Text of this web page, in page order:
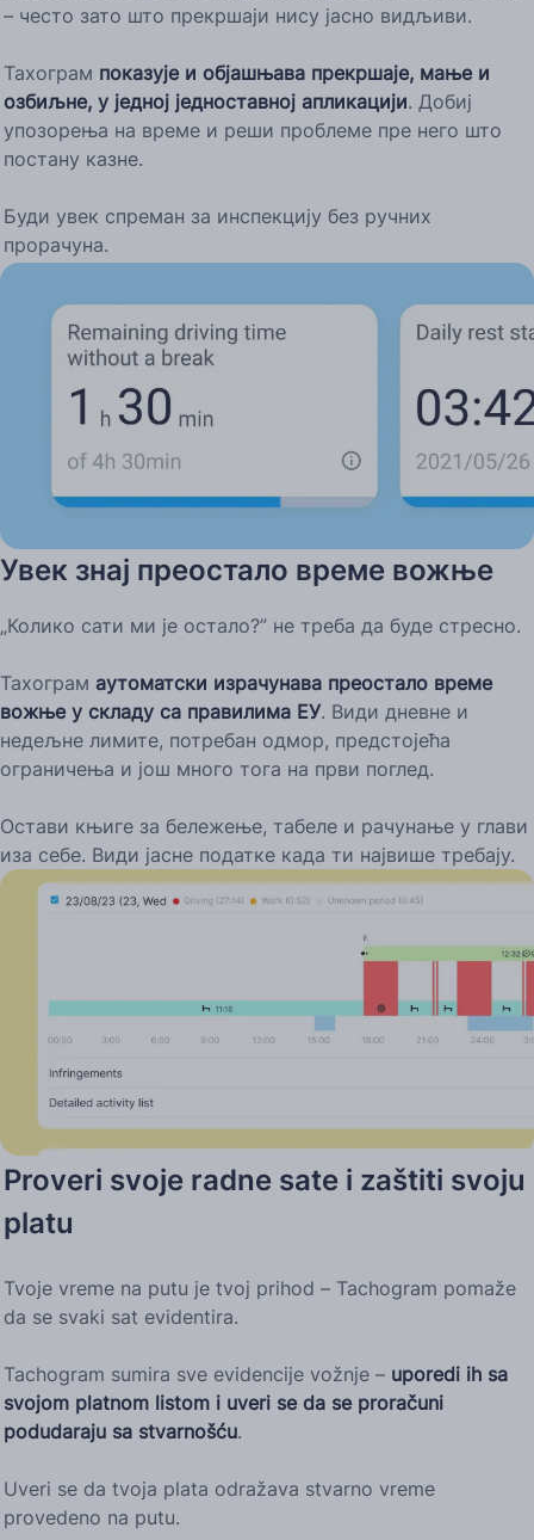
– често зато што прекршаји нису јасно видљиви.
Тахограм показује и објашњава прекршаје, мање и
озбиљне, у једној једноставној апликацији. Добиј
упозорења на време и реши проблеме пре него што
постану казне.
Буди увек спреман за инспекцију без ручних
прорачуна.
Увек знај преостало време вожње
„Колико сати ми је остало?” не треба да буде стресно.
Тахограм аутоматски израчунава преостало време
вожње у складу са правилима ЕУ. Види дневне и
недељне лимите, потребан одмор, предстојећа
ограничења и још много тога на први поглед.
Остави књиге за бележење, табеле и рачунање у глави
иза себе. Види јасне податке када ти највише требају.
Proveri svoje radne sate i zaštiti svoju
platu
Tvoje vreme na putu je tvoj prihod – Tachogram pomaže
da se svaki sat evidentira.
Tachogram sumira sve evidencije vožnje – uporedi ih sa
svojom platnom listom i uveri se da se proračuni
podudaraju sa stvarnošću.
Uveri se da tvoja plata odražava stvarno vreme
provedeno na putu.